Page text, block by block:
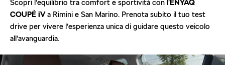
Scopri l’equilibrio tra comfort e sportività con l’ENYAQ
COUPÉ iVa Rimini e San Marino. Prenota subito il tuo test
drive per vivere l’esperienza unica di guidare questo veicolo
all’avanguardia.